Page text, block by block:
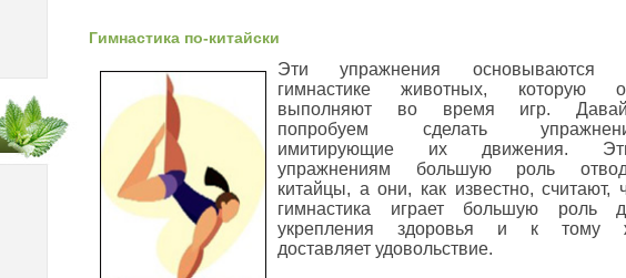
Гимнастика по-китайски
Эти упражнения основываются
гимнастике животных, которую
выполняют во время игр.
попробуем сделать
имитирующие их движения.
упражнениям большую роль
китайцы, а они, как известно, считают,
гимнастика играет большую роль
укрепления здоровья и к тому
доставляет удовольствие.